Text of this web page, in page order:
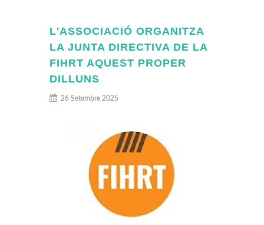
L'ASSOCIACIÓ ORGANITZA
LA JUNTA DIRECTIVA DE LA
FIHRT AQUEST PROPER
DILLUNS
26 Setembre 2025